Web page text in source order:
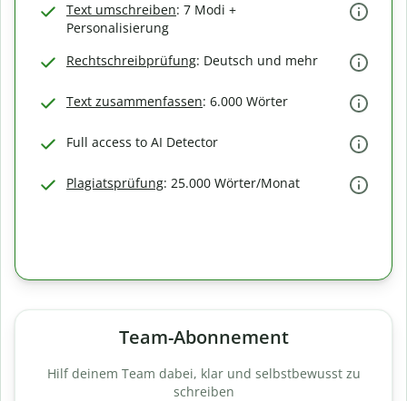
Text umschreiben: 7 Modi +
Personalisierung
Rechtschreibprüfung: Deutsch und mehr
Text zusammenfassen: 6.000 Wörter
Full access to AI Detector
Plagiatsprüfung: 25.000 Wörter/Monat
Team-Abonnement
Hilf deinem Team dabei, klar und selbstbewusst zu
schreiben